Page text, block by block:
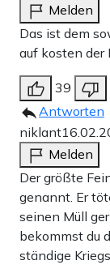
Melden
Das ist dem
auf kosten der
39
Antworten
niklant
Melden
Der größte
genannt. Er
seinen Müll
bekommst du
ständige